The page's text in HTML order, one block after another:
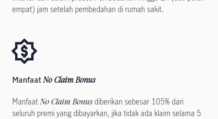
empat) jam setelah pembedahan di rumah sakit.
ManfaatNo Claim Bonus
ManfaatNo Claim Bonusdiberikan sebesar 105% dari
seluruh premi yang dibayarkan, jika tidak ada klaim selama 5